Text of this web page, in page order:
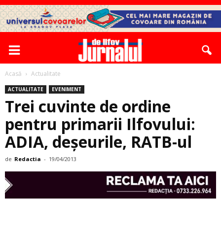
Acasă Actualitate
ACTUALITATE EVENIMENT
Trei cuvinte de ordine
pentru primarii Ilfovului:
ADIA, deșeurile, RATB-ul
de Redactia - 19/04/2013